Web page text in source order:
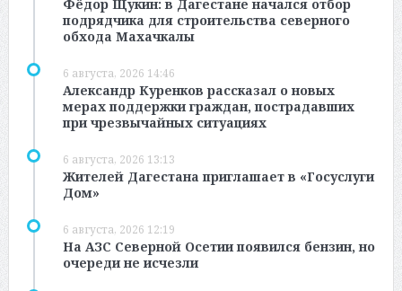
Фёдор Щукин: в Дагестане начался отбор
подрядчика для строительства северного
обхода Махачкалы
6 августа, 2026 14:46
Александр Куренков рассказал о новых
мерах поддержки граждан, пострадавших
при чрезвычайных ситуациях
6 августа, 2026 13:13
Жителей Дагестана приглашает в «Госуслуги
Дом»
6 августа, 2026 12:19
На АЗС Северной Осетии появился бензин, но
очереди не исчезли